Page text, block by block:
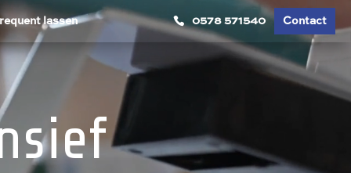
lassen 0578 571540 Contact